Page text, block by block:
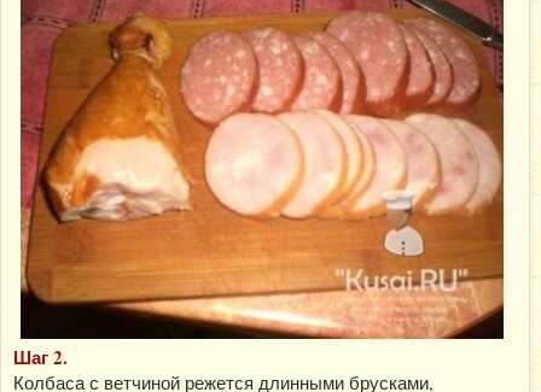
Шаг 2.
Колбаса с ветчиной режется длинными брусками,